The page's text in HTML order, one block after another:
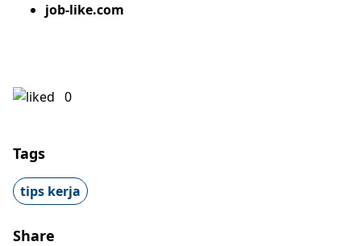
job-like.com
0
Tags
tips kerja
Share